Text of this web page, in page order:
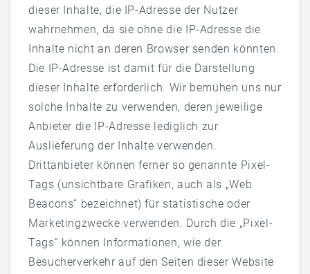
dieser Inhalte, die IP-Adresse der Nutzer
wahrnehmen, da sie ohne die IP-Adresse die
Inhalte nicht an deren Browser senden könnten.
Die IP-Adresse ist damit für die Darstellung
dieser Inhalte erforderlich. Wir bemühen uns nur
solche Inhalte zu verwenden, deren jeweilige
Anbieter die IP-Adresse lediglich zur
Auslieferung der Inhalte verwenden.
Drittanbieter können ferner so genannte Pixel-
Tags (unsichtbare Grafiken, auch als „Web
Beacons“ bezeichnet) für statistische oder
Marketingzwecke verwenden. Durch die „Pixel-
Tags“ können Informationen, wie der
Besucherverkehr auf den Seiten dieser Website